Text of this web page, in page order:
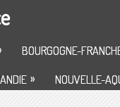
BOURGOGNE-
» NOUVELLE-